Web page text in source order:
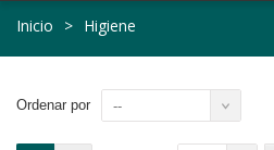
Inicio > Higiene
Ordenar por --